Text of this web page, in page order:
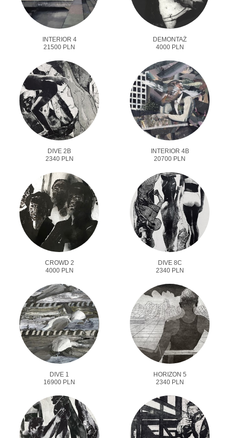
INTERIOR 4
21500 PLN
DEMONTAŻ
4000 PLN
DIVE 2B
2340 PLN
INTERIOR 4B
20700 PLN
CROWD 2
4000 PLN
DIVE 8C
2340 PLN
DIVE 1
16900 PLN
HORIZON 5
2340 PLN